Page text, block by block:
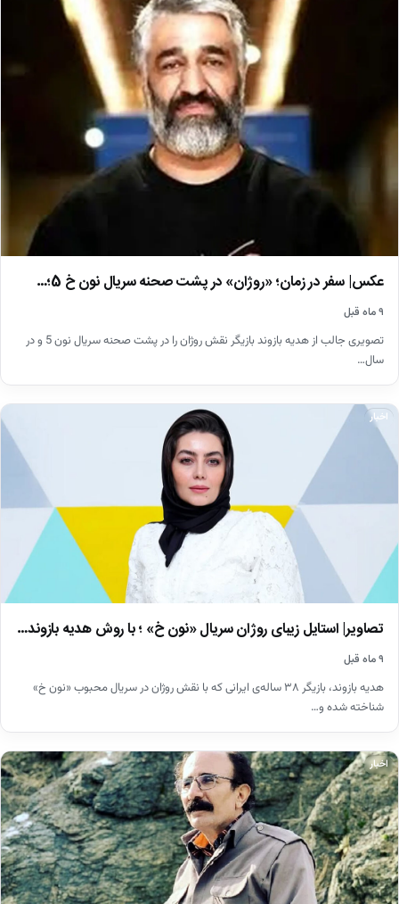
عکس| سفر در زمان؛ «روژان» در پشت صحنه سریال نون خ 5؛…
۹ ماه قبل
تصویری جالب از هدیه بازوند بازیگر نقش روژان را در پشت صحنه سریال نون 5 و در
سال…
اخبار
تصاویر| استایل زیبای روژان سریال «نون خ» ؛ با روش هدیه بازوند…
۹ ماه قبل
هدیه بازوند، بازیگر ۳۸ ساله‌ی ایرانی که با نقش روژان در سریال محبوب «نون خ»
شناخته شده و…
اخبار